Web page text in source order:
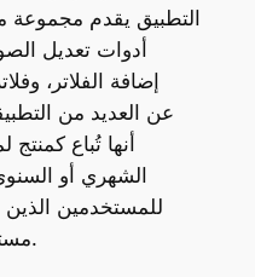
التطبيق يقدم مجموعة
أدوات تعديل
إضافة الفلاتر،
أنها تُباع
الشهري أو
للمستخدمين
مستمرة كما هو الحال مع أدوبي.